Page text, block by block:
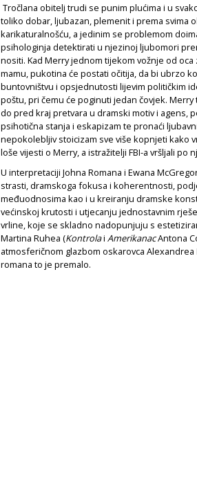
Tročlana obitelj trudi se punim plućima i u
toliko dobar, ljubazan, plemenit i prema svima
karikaturalnošću, a jedinim se problemom
psihologinja detektirati u njezinoj ljubomori
nositi. Kad Merry jednom tijekom vožnje od
mamu, pukotina će postati očitija, da bi ubrzo
buntovništvu i opsjednutosti lijevim političkim
poštu, pri čemu će poginuti jedan čovjek.
do pred kraj pretvara u dramski motiv i agens,
psihotična stanja i eskapizam te pronaći
nepokolebljiv stoicizam sve više kopnjeti kako
loše vijesti o Merry, a istražitelji FBI-a vršljali po
U interpretaciji Johna Romana i Ewana
strasti, dramskoga fokusa i koherentnosti,
međuodnosima kao i u kreiranju dramske
većinskoj krutosti i utjecanju jednostavnim
vrline, koje se skladno nadopunjuju s
Martina Ruhea (Kontrolai AmerikanacAntona
atmosferičnom glazbom oskarovca
romana to je premalo.